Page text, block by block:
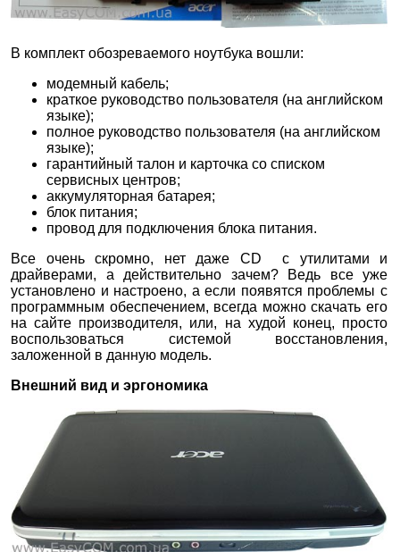
В комплект обозреваемого ноутбука вошли:
модемный кабель;
краткое руководство пользователя (на английском
языке);
полное руководство пользователя (на английском
языке);
гарантийный талон и карточка со списком
сервисных центров;
аккумуляторная батарея;
блок питания;
провод для подключения блока питания.
Все очень скромно, нет даже CD с утилитами и
драйверами, а действительно зачем? Ведь все уже
установлено и настроено, а если появятся проблемы с
программным обеспечением, всегда можно скачать его
на сайте производителя, или, на худой конец, просто
воспользоваться системой восстановления,
заложенной в данную модель.
Внешний вид и эргономика